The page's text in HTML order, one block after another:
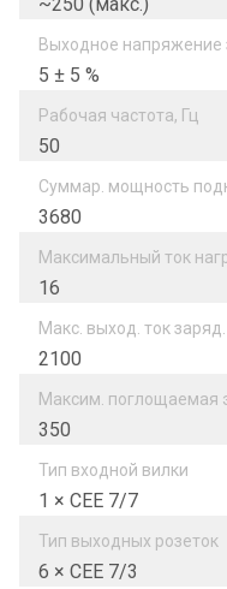
Выходное напряжение
5 ± 5 %
Рабочая частота, Гц
50
Суммар. мощность
3680
Максимальный ток
16
Макс. выход. ток
2100
Максим. поглощаемая
350
Тип входной вилки
1 × CEE 7/7
Тип выходных розеток
6 × CEE 7/3